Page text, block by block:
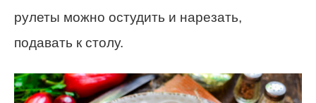
рулеты можно остудить и нарезать,
подавать к столу.